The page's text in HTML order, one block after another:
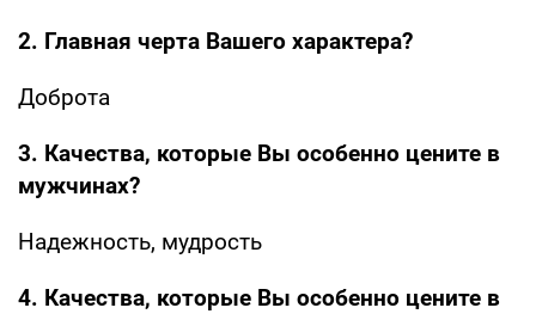
2. Главная черта Вашего характера?
Доброта
3. Качества, которые Вы особенно цените в
мужчинах?
Надежность, мудрость
4. Качества, которые Вы особенно цените в